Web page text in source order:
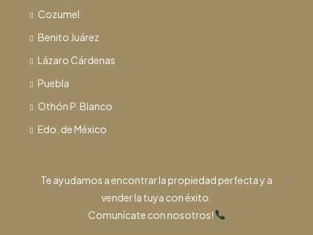
Cozumel
Benito Juárez
Lázaro Cárdenas
Puebla
Othón P. Blanco
Edo. de México
Te ayudamos a encontrar la propiedad perfecta y a
vender la tuya con éxito.
Comunícate con nosotros!